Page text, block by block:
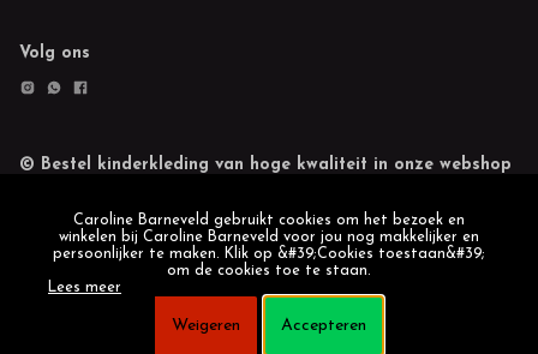
Volg ons
© Bestel kinderkleding van hoge kwaliteit in onze webshop
Caroline Barneveld gebruikt cookies om het bezoek en
winkelen bij Caroline Barneveld voor jou nog makkelijker en
persoonlijker te maken. Klik op &#39;Cookies toestaan&#39;
om de cookies toe te staan.
Lees meer
Weigeren Accepteren